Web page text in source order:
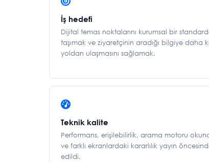
İş hedefi
Dijital temas noktalarını kurumsal bir
taşımak ve ziyaretçinin aradığı bilgiye daha
yoldan ulaşmasını sağlamak.
Teknik kalite
Performans, erişilebilirlik, arama motoru
ve farklı ekranlardaki kararlılık yayın
edildi.